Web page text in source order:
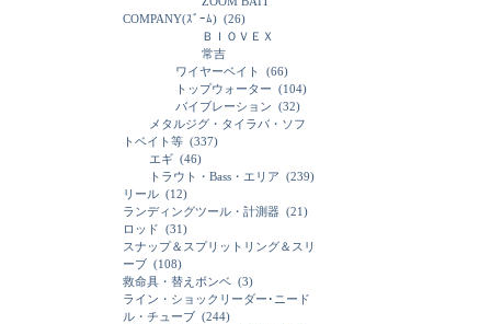
COMPANY(ｽﾞｰﾑ) (26)
ＢＩＯＶＥＸ
常吉
ワイヤーベイト
(66)
トップウォーター (104)
バイブレーション (32)
メタルジグ・タイラバ・ソフ
トベイト等 (337)
エギ (46)
トラウト・Bass・エリア (239)
リール (12)
ランディングツール・計測器 (21)
ロッド (31)
スナップ＆スプリットリング＆スリ
ーブ (108)
救命具・替えボンベ (3)
ライン・ショックリーダー･ニード
ル・チューブ (244)